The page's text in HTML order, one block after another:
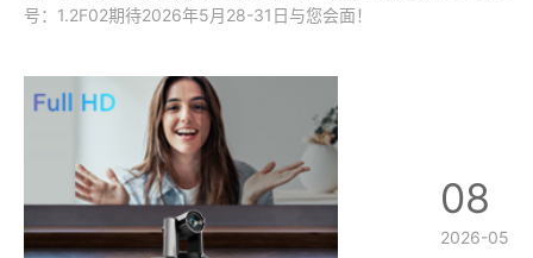
号：1.2F02期待2026年5月28-31日与您会面！
08
2026-05